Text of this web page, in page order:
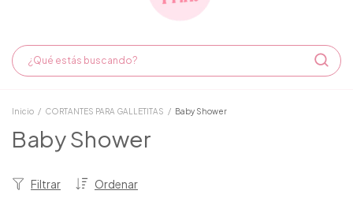
Inicio / CORTANTES PARA GALLETITAS / Baby Shower
Baby Shower
Ordenar
Filtrar